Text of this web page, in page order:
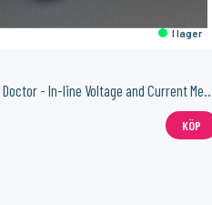
I lager
KÖP